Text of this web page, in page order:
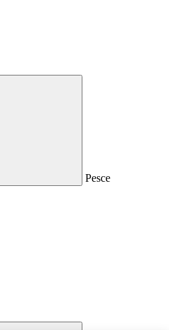
Pesce